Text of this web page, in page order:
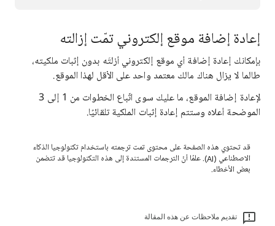
إعادة إضافة موقع إلكتروني تمّت إزالته
بإمكانك إعادة إضافة أي موقع إلكتروني أزلتَه بدون إثبات ملكيته،
طالما لا يزال هناك مالك معتمد واحد على الأقل لهذا الموقع.
لإعادة إضافة الموقع، ما عليك سوى اتّباع الخطوات من 1 إلى 3
الموضحة أعلاه وستتم إعادة إثبات الملكية تلقائيًا.
قد تحتوي هذه الصفحة على محتوى تمت ترجمته باستخدام تكنولوجيا الذكاء
الاصطناعي (AI). علمًا أنّ الترجمات المستندة إلى هذه التكنولوجيا قد تتضمن
بعض الأخطاء.
تقديم ملاحظات عن هذه المقالة